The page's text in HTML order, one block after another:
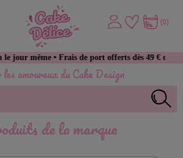
amoureux du Cake Design
même • Frais de port offerts dès 49 € d’achat
(0)
de la marque